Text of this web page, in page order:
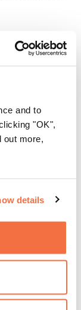
and to
"OK",
out more,
details